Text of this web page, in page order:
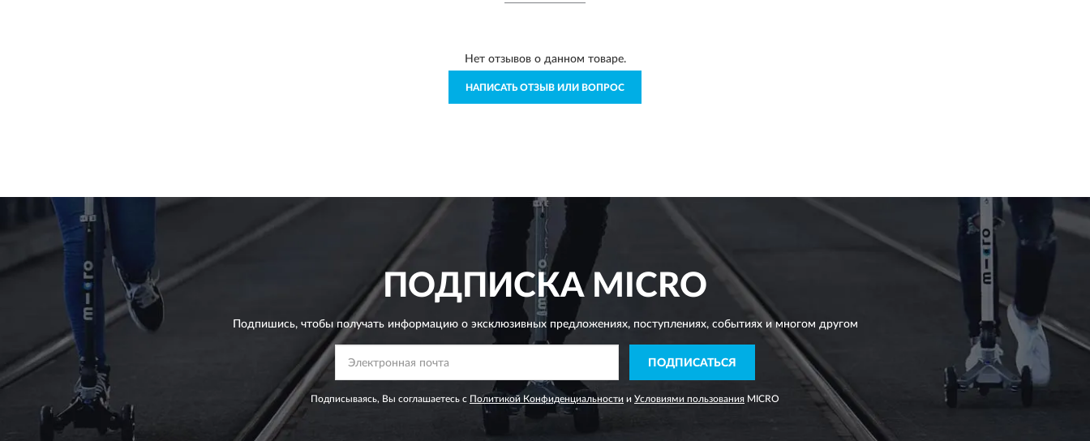
Нет отзывов о данном товаре.
НАПИСАТЬ ОТЗЫВ ИЛИ ВОПРОС
ПОДПИСКАMICRO
Подпишись, чтобы получать информацию о эксклюзивных предложениях,поступлениях, событиях и многом другом
ПОДПИСАТЬСЯ
Подписываясь, Вы соглашаетесь с Политикой Конфиденциальности и Условиями пользования MICRO